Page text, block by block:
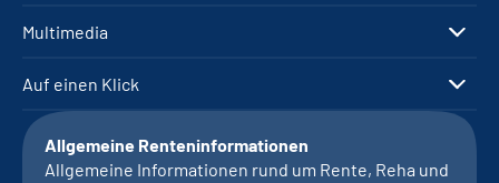
Multimedia
Auf einen Klick
Allgemeine Renteninformationen
Allgemeine Informationen rund um Rente, Reha und